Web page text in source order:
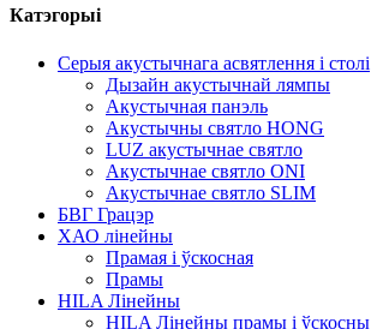
Катэгорыі
Серыя акустычнага асвятлення і столі
Дызайн акустычнай лямпы
Акустычная панэль
Акустычны святло HONG
LUZ акустычнае святло
Акустычнае святло ONI
Акустычнае святло SLIM
БВГ Грацэр
ХАО лінейны
Прамая і ўскосная
Прамы
HILA Лінейны
HILA Лінейны прамы і ўскосны